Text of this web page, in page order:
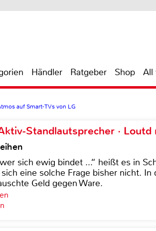
Händler Ratgeber Shop All
auf Smart-TVs von LG
Standlautsprecher · Loutd
sich ewig bindet ...“ heißt es in
eine solche Frage bisher nicht. In
Geld gegen Ware.